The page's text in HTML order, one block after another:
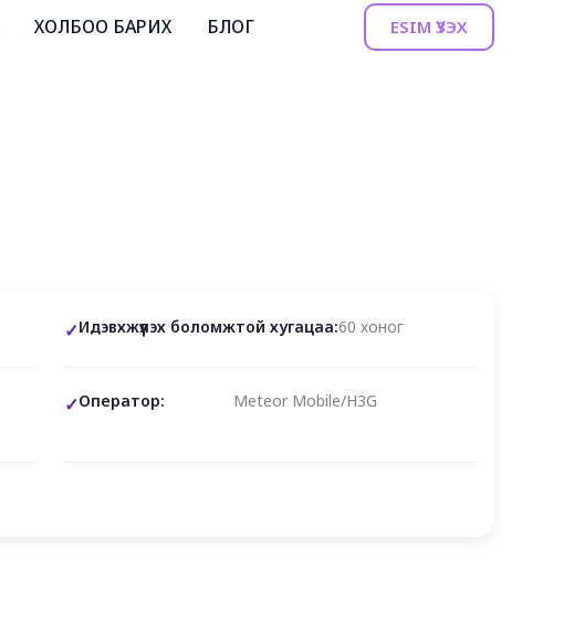
ХОЛБОО БАРИХ БЛОГ ESIM ҮЗЭХ
Идэвхжүүлэх боломжтой хугацаа:60 хоног
Оператор: Meteor Mobile/H3G